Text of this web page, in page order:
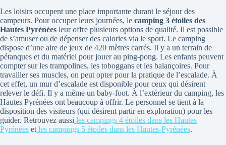
Les loisirs occupent une place importante durant le séjour des
campeurs. Pour occuper leurs journées, le camping 3 étoiles des
Hautes Pyrénées leur offre plusieurs options de qualité. Il est possible
de s’amuser ou de dépenser des calories via le sport. Le camping
dispose d’une aire de jeux de 420 mètres carrés. Il y a un terrain de
pétanques et du matériel pour jouer au ping-pong. Les enfants peuvent
compter sur les trampolines, les toboggans et les balançoires. Pour
travailler ses muscles, on peut opter pour la pratique de l’escalade. À
cet effet, un mur d’escalade est disponible pour ceux qui désirent
relever le défi. Il y a même un baby-foot. À l’extérieur du camping, les
Hautes Pyrénées ont beaucoup à offrir. Le personnel se tient à la
disposition des visiteurs (qui désirent partir en exploration) pour les
guider. Retrouvez aussi les campings 4 étoiles dans les Hautes
Pyrénées et les campings 5 étoiles dans les Hautes-Pyrénées.